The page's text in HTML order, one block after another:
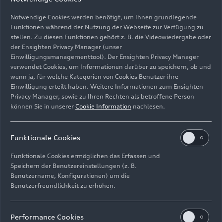
Standaufnahme,
Farbe: Catalunyarot, Plasmablau
Bild-Nr: A202179 · Copyright: AUDI AG
Rechte: Verwendung für Pressezwecke honorarfrei
ImpressumRechtliches Hinweisgebersystem
Notwendige Cookies werden benötigt, um Ihnen grundlegende
Funktionen während der Nutzung der Webseite zur Verfügung zu
stellen. Zu diesen Funktionen gehört z. B. die Videowiedergabe oder
der Ensighten Privacy Manager (unser
Einwilligungsmanagementtool). Der Ensighten Privacy Manager
verwendet Cookies, um Informationen darüber zu speichern, ob und
wenn ja, für welche Kategorien von Cookies Benutzer ihre
Einwilligung erteilt haben. Weitere Informationen zum Ensighten
Privacy Manager, sowie zu Ihren Rechten als betroffene Person
können Sie in unserer Cookie Information nachlesen.
Funktionale Cookies
Funktionale Cookies ermöglichen das Erfassen und
Speichern der Benutzereinstellungen (z. B.
Benutzername, Konfigurationen) um die
Benutzerfreundlichkeit zu erhöhen.
Performance Cookies